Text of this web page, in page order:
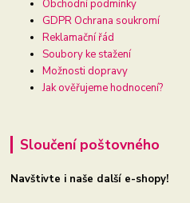
Obchodní podmínky
GDPR Ochrana soukromí
Reklamační řád
Soubory ke stažení
Možnosti dopravy
Jak ověřujeme hodnocení?
Sloučení poštovného
Navštivte i naše další e-shopy!